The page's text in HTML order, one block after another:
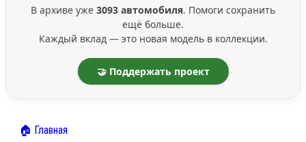
В архиве уже 3093 автомобиля. Помоги сохранить
ещё больше.
Каждый вклад — это новая модель в коллекции.
🤝 Поддержать проект
🏠 Главная